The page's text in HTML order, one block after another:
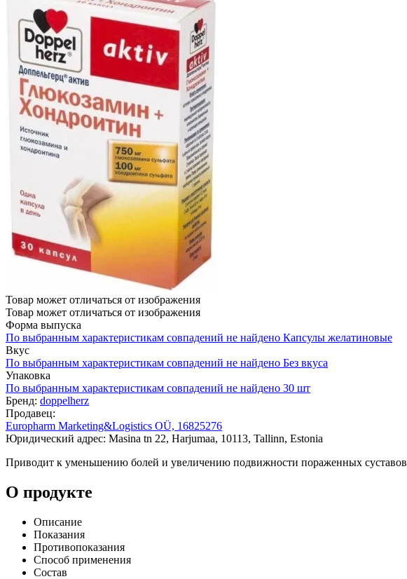
Товар может отличаться от изображения
Товар может отличаться от изображения
Форма выпуска
По выбранным характеристикам совпадений не найдено Капсулы желатиновые
Вкус
По выбранным характеристикам совпадений не найдено Без вкуса
Упаковка
По выбранным характеристикам совпадений не найдено 30 шт
Бренд: doppelherz
Продавец:
Europharm Marketing&Logistics OÜ, 16825276
Юридический адрес: Masina tn 22, Harjumaa, 10113, Tallinn, Estonia
Приводит к уменьшению болей и увеличению подвижности пораженных суставов
О продукте
Описание
Показания
Противопоказания
Способ применения
Состав